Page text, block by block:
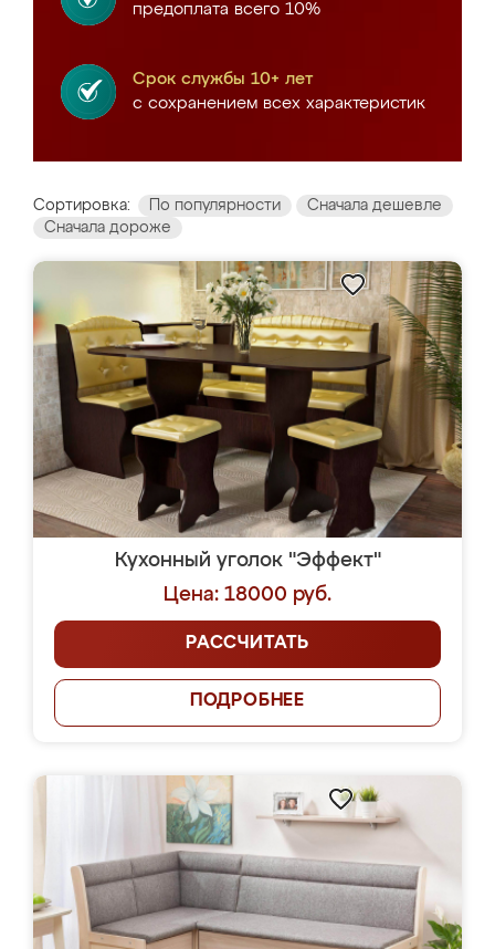
предоплата всего 10%
Срок службы 10+ лет
с сохранением всех характеристик
Сортировка: По популярности
Сначала дешевле
Сначала дороже
Кухонный уголок "Эффект"
Цена: 18000 руб.
РАССЧИТАТЬ
ПОДРОБНЕЕ